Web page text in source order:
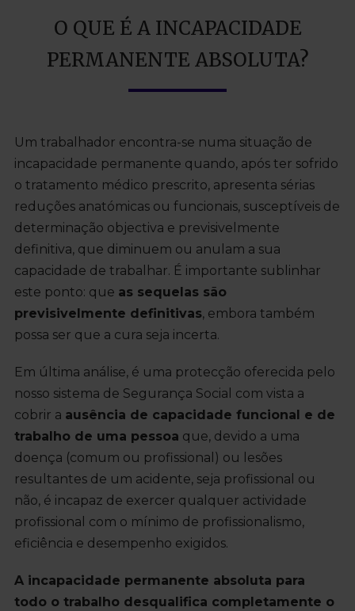
O QUE É A INCAPACIDADE
PERMANENTE ABSOLUTA?
Um trabalhador encontra-se numa situação de
incapacidade permanente quando, após ter sofrido
o tratamento médico prescrito, apresenta sérias
reduções anatómicas ou funcionais, susceptíveis de
determinação objectiva e previsivelmente
definitiva, que diminuem ou anulam a sua
capacidade de trabalhar. É importante sublinhar
este ponto: que as sequelas são
previsivelmente definitivas, embora também
possa ser que a cura seja incerta.
Em última análise, é uma protecção oferecida pelo
nosso sistema de Segurança Social com vista a
cobrir a ausência de capacidade funcional e de
trabalho de uma pessoa que, devido a uma
doença (comum ou profissional) ou lesões
resultantes de um acidente, seja profissional ou
não, é incapaz de exercer qualquer actividade
profissional com o mínimo de profissionalismo,
eficiência e desempenho exigidos.
A incapacidade permanente absoluta para
todo o trabalho desqualifica completamente o